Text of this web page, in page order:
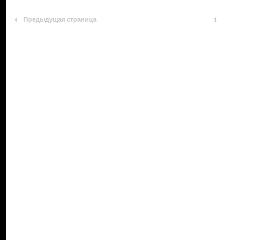
Предыдущая страница 1